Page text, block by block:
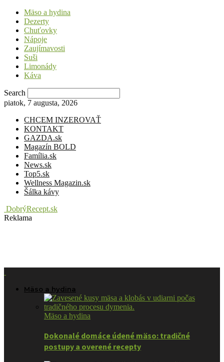
Mäso a hydina
Dezerty
Chuťovky
Nápoje
Zaujímavosti
Suši
Limonády
Káva
Search
piatok, 7 augusta, 2026
CHCEM INZEROVAŤ
KONTAKT
GAZDA.sk
Magazín BOLD
Família.sk
News.sk
Top5.sk
Wellness Magazin.sk
Šálka kávy
DobrýRecept.sk
Reklama
Mäso a hydina
Mäso a hydina
Dokonalé domáce údené mäso: tradičné
postupy a overené recepty